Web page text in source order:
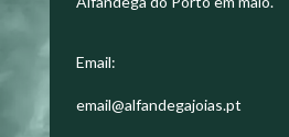
Email:
email@alfandegajoias.pt